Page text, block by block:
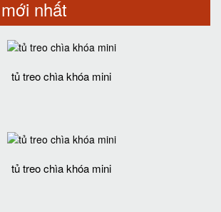
nhất
tủ treo chìa khóa mini
tủ treo chìa khóa mini